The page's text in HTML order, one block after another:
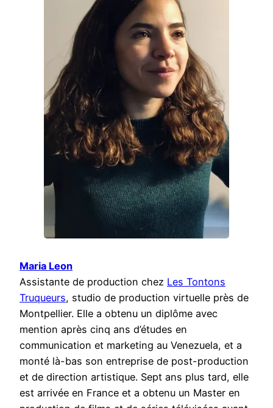
Maria Leon
Assistante de production chez Les Tontons
Truqueurs, studio de production virtuelle près de
Montpellier. Elle a obtenu un diplôme avec
mention après cinq ans d’études en
communication et marketing au Venezuela, et a
monté là-bas son entreprise de post-production
et de direction artistique. Sept ans plus tard, elle
est arrivée en France et a obtenu un Master en